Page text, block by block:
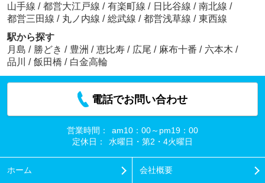
山手線 / 都営大江戸線 / 有楽町線 / 日比谷線 / 南北線 /
都営三田線 / 丸ノ内線 / 総武線 / 都営浅草線 / 東西線
駅から探す
月島 / 勝どき / 豊洲 / 恵比寿 / 広尾 / 麻布十番 / 六本木 /
品川 / 飯田橋 / 白金高輪
電話でお問い合わせ
営業時間：
am10：00～pm19：00
定休日：
水曜日・第2・4火曜日
ホーム 会社概要